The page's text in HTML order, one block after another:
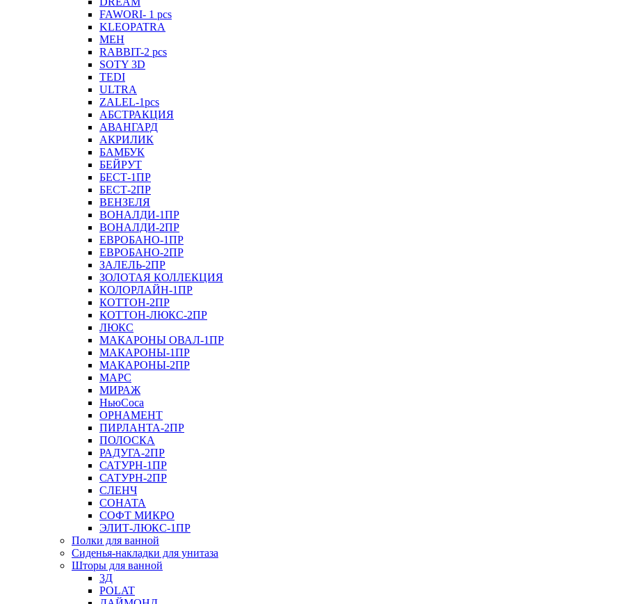
FAWORI- 1 pcs
KLEOPATRA
MEH
RABBIT-2 pcs
SOTY 3D
TEDI
ULTRA
ZALEL-1pcs
АБСТРАКЦИЯ
АВАНГАРД
АКРИЛИК
БАМБУК
БЕЙРУТ
БЕСТ-1ПР
БЕСТ-2ПР
ВЕНЗЕЛЯ
ВОНАЛДИ-1ПР
ВОНАЛДИ-2ПР
ЕВРОБАНО-1ПР
ЕВРОБАНО-2ПР
ЗАЛЕЛЬ-2ПР
ЗОЛОТАЯ КОЛЛЕКЦИЯ
КОЛОРЛАЙН-1ПР
КОТТОН-2ПР
КОТТОН-ЛЮКС-2ПР
ЛЮКС
МАКАРОНЫ ОВАЛ-1ПР
МАКАРОНЫ-1ПР
МАКАРОНЫ-2ПР
МАРС
МИРАЖ
НьюСоса
ОРНАМЕНТ
ПИРЛАНТА-2ПР
ПОЛОСКА
РАДУГА-2ПР
САТУРН-1ПР
САТУРН-2ПР
СЛЕНЧ
СОНАТА
СОФТ МИКРО
ЭЛИТ-ЛЮКС-1ПР
Полки для ванной
Сиденья-накладки для унитаза
Шторы для ванной
3Д
POLAT